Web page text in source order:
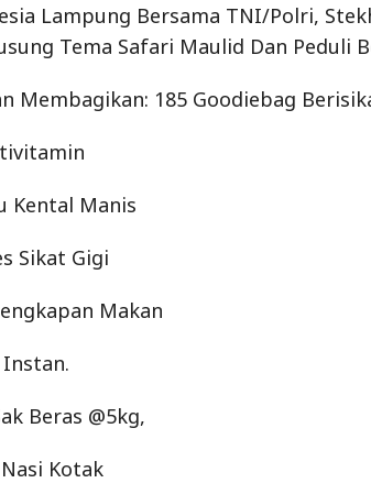
Lampung Bersama TNI/Polri,
Tema Safari Maulid Dan Peduli
Membagikan: 185 Goodiebag
Kental Manis
Sikat Gigi
Makan
Beras @5kg,
Kotak